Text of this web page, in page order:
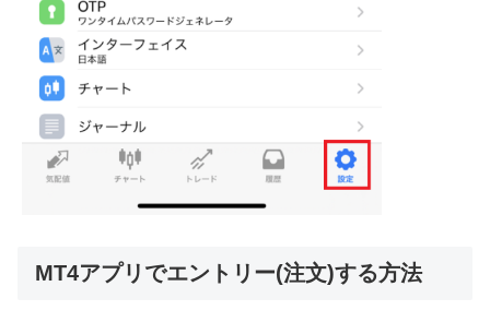
MT4アプリでエントリー(注文)する方法